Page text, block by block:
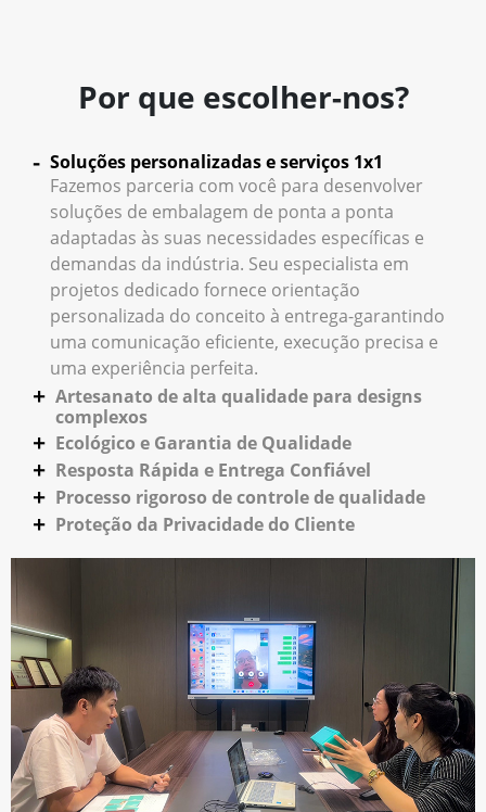
Por que escolher-nos?
Soluções personalizadas e serviços 1x1
Fazemos parceria com você para desenvolver
soluções de embalagem de ponta a ponta
adaptadas às suas necessidades específicas e
demandas da indústria. Seu especialista em
projetos dedicado fornece orientação
personalizada do conceito à entrega-garantindo
uma comunicação eficiente, execução precisa e
uma experiência perfeita.
Artesanato de alta qualidade para designs
complexos
Ecológico e Garantia de Qualidade
Resposta Rápida e Entrega Confiável
Processo rigoroso de controle de qualidade
Proteção da Privacidade do Cliente